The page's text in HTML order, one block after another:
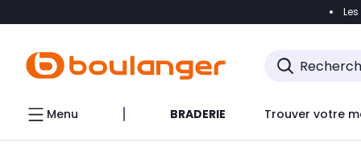
Accéder
Menu BRADERIE Trouver votre